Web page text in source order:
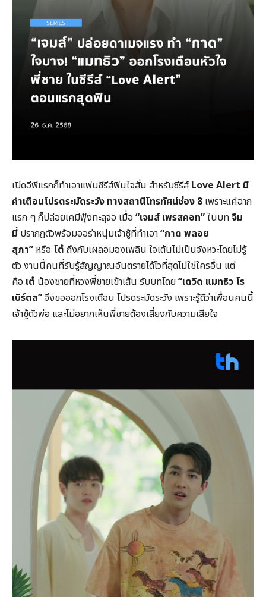
เปิดอีพีแรกก็ทำเอาแฟนซีรีส์ฟินใจสั่น สำหรับซีรีส์ Love Alert มี
คำเตือนโปรดระมัดระวัง ทางสถานีโทรทัศน์ช่อง 8 เพราะแค่ฉาก
แรก ๆ ก็ปล่อยเคมีฟุ้งทะลุจอ เมื่อ “เจมส์ เพรสคอท”ในบท จิม
มี่ ปรากฏตัวพร้อมออร่าหนุ่มเจ้าชู้ที่ทำเอา“กาด พลอย
สุภา” หรือ โต๋ ถึงกับเผลอมองเพลิน ใจเต้นไม่เป็นจังหวะโดยไม่รู้
ตัว งานนี้คนที่รับรู้สัญญาณอันตรายได้ไวที่สุดไม่ใช่ใครอื่น แต่
คือ เต๋ น้องชายที่หวงพี่ชายเข้าเส้น รับบทโดย“เดวิด แมทธิว โร
เบิร์ตส”จึงขอออกโรงเตือน โปรดระมัดระวัง เพราะรู้ดีว่าเพื่อนคนนี้
เจ้าชู้ตัวพ่อ และไม่อยากเห็นพี่ชายต้องเสี่ยงกับความเสียใจ